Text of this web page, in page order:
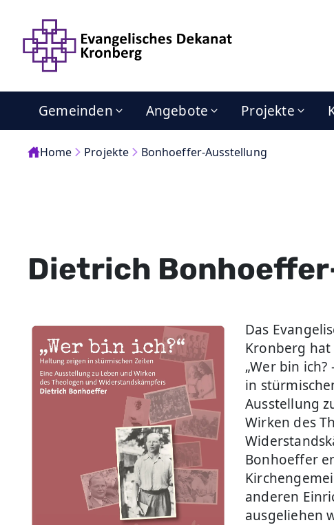
Gemeinden Angebote Projekte
Home Projekte Bonhoeffer-Ausstellung
Dietrich
Das
Kronberg
„Wer bin
in
Ausstellung
Wirken des
Bonhoeffer
anderen
ausgeliehen